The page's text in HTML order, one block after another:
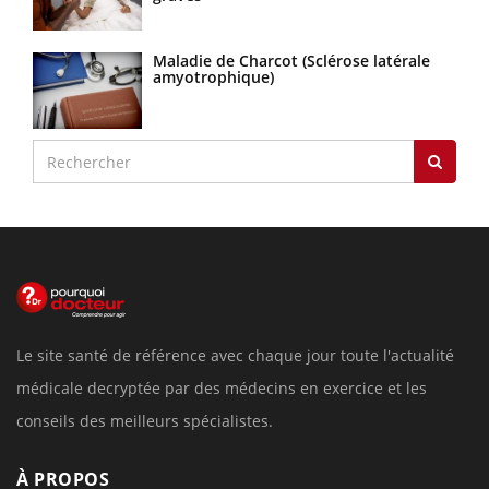
Maladie de Charcot (Sclérose latérale
amyotrophique)
Le site santé de référence avec chaque jour toute l'actualité
médicale decryptée par des médecins en exercice et les
conseils des meilleurs spécialistes.
À PROPOS